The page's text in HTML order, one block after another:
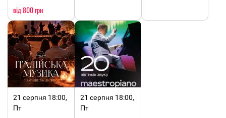
від 800 грн
21 серпня 18:00,
Пт
21 серпня 18:00,
Пт